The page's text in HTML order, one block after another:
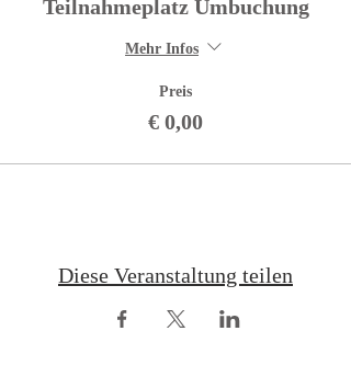
Teilnahmeplatz Umbuchung
Mehr Infos
Preis
€ 0,00
Diese Veranstaltung teilen